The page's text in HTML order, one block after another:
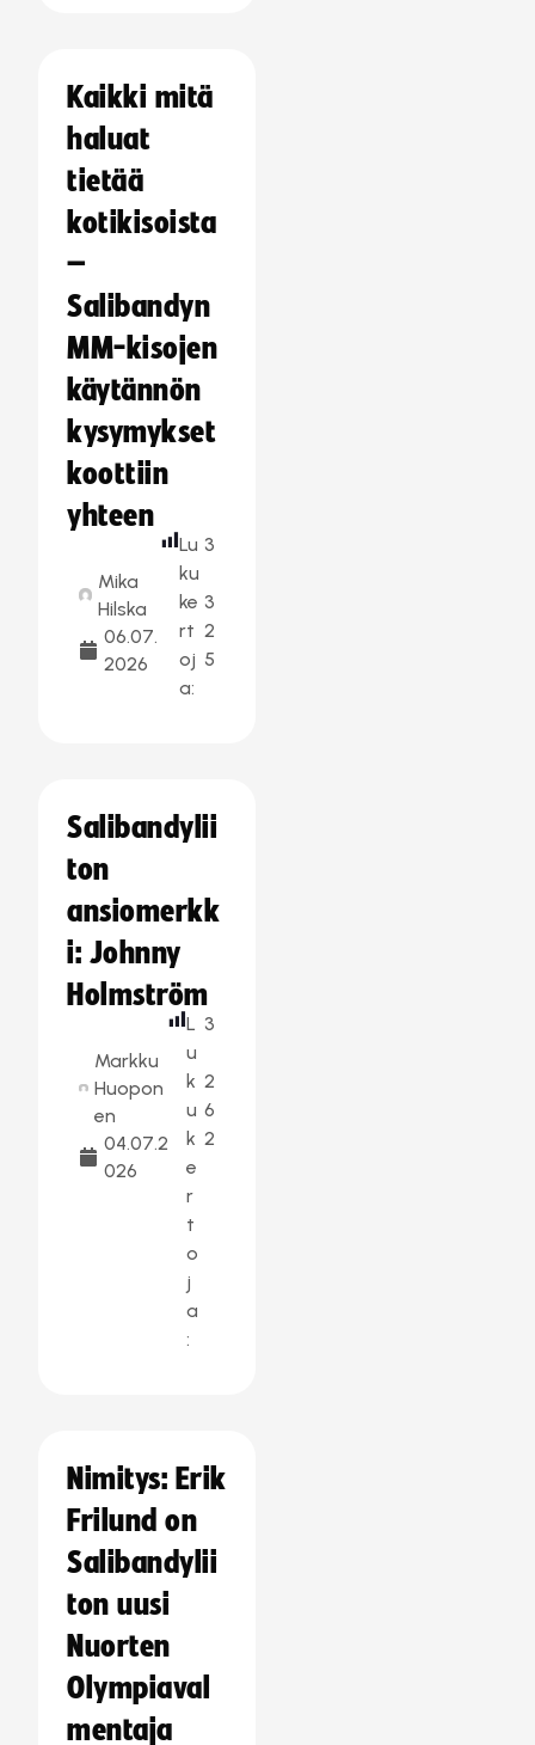
Kaikki mitä
haluat
tietää
kotikisoista
–
Salibandyn
MM-kisojen
käytännön
kysymykset
koottiin
yhteen
Mika
Hilska
06.07.
2026
Lu
ku
ke
rt
oj
a:
3
3
2
5
Salibandylii
ton
ansiomerkk
i: Johnny
Holmström
Markku
Huopon
en
04.07.2
026
L
u
k
u
k
e
r
t
o
j
a
:
3
2
6
2
Nimitys: Erik
Frilund on
Salibandylii
ton uusi
Nuorten
Olympiaval
mentaja